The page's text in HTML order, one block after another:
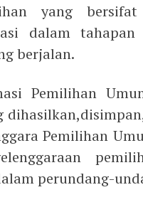
yang
dalam tahapan
berjalan.
Pemilihan
Pemilihan
perundang-